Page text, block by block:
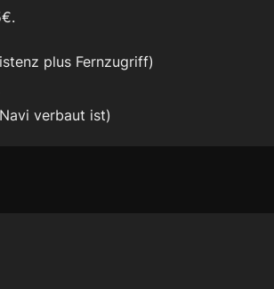
plus Fernzugriff)
verbaut ist)